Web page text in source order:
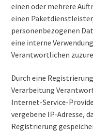
einen oder mehrere
einen
personenbezogenen
eine interne
Verantwortlichen
Durch eine
Verarbeitung
Internet-Service-
vergebene IP-Adresse,
Registrierung